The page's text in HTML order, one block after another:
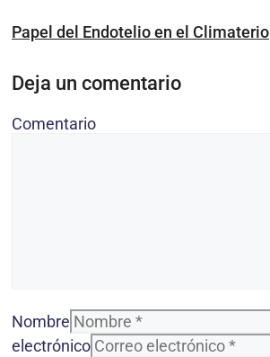
Papel del Endotelio en el Climaterio
Deja un comentario
Comentario
Nombre
electrónico